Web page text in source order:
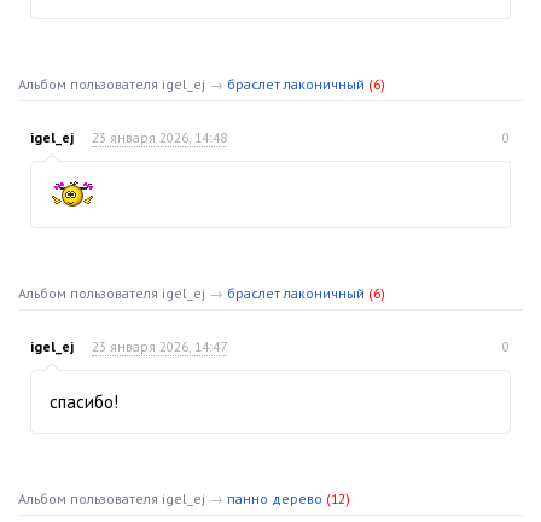
Альбом пользователя igel_ej → браслет лаконичный (6)
igel_ej 23 января 2026, 14:48 0
Альбом пользователя igel_ej → браслет лаконичный (6)
igel_ej 23 января 2026, 14:47 0
спасибо!
Альбом пользователя igel_ej → панно дерево (12)